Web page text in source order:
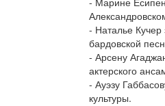
- Наталье
бардовской
- Арсену
актерского
- Ауэзу
культуры.